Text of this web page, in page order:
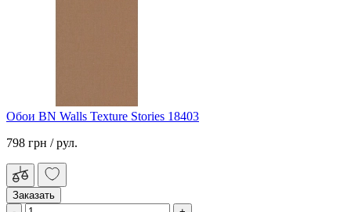
Обои BN Walls Texture Stories 18403
798 грн / рул.
Заказать